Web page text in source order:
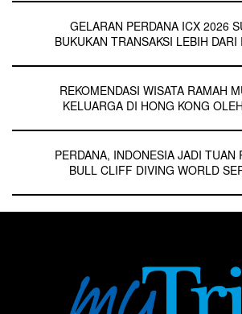
GELARAN PERDANA ICX 2026
BUKUKAN TRANSAKSI LEBIH
REKOMENDASI WISATA RAMAH
KELUARGA DI HONG KONG
PERDANA, INDONESIA JADI TUAN
BULL CLIFF DIVING WORLD